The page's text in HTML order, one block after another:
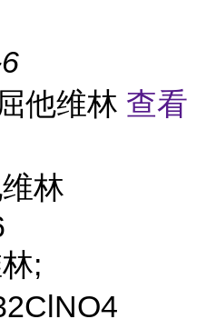
他维林 查看
林
;